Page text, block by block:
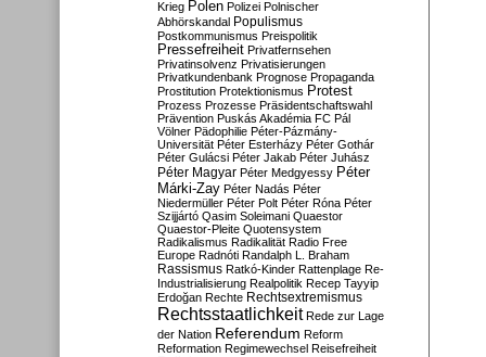
Krieg Polen Polizei Polnischer
Abhörskandal Populismus
Postkommunismus Preispolitik
Pressefreiheit Privatfernsehen
Privatinsolvenz Privatisierungen
Privatkundenbank Prognose Propaganda
Prostitution Protektionismus Protest
Prozess Prozesse Präsidentschaftswahl
Prävention Puskás Akadémia FC Pál
Völner Pädophilie Péter-Pázmány-
Universität Péter Esterházy Péter Gothár
Péter Gulácsi Péter Jakab Péter Juhász
Péter Magyar Péter Medgyessy Péter
Márki-Zay Péter Nadás Péter
Niedermüller Péter Polt Péter Róna Péter
Szijjártó Qasim Soleimani Quaestor
Quaestor-Pleite Quotensystem
Radikalismus Radikalität Radio Free
Europe Radnóti Randalph L. Braham
Rassismus Ratkó-Kinder Rattenplage Re-
Industrialisierung Realpolitik Recep Tayyip
Erdoğan Rechte Rechtsextremismus
Rechtsstaatlichkeit Rede zur Lage
der Nation Referendum Reform
Reformation Regimewechsel Reisefreiheit